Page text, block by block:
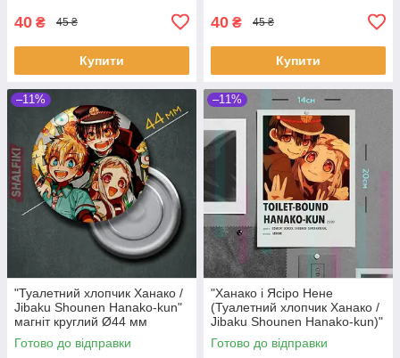
40 ₴ 45 ₴
Купити
40 ₴ 45 ₴
Купити
–11%
"Туалетний хлопчик Ханако /
Jibaku Shounen Hanako-kun"
магніт круглий Ø44 мм
Готово до відправки
–11%
"Ханако і Ясіро Нене
(Туалетний хлопчик Ханако /
Jibaku Shounen Hanako-kun)"
плакат (постер) розміром А5
(14х20см)
Готово до відправки